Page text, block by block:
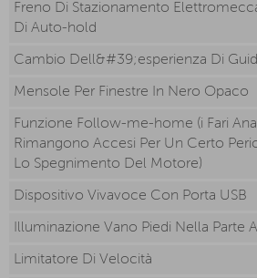
Freno Di Stazionamento
Di Auto-hold
Cambio Dell&#39;esperienza Di
Mensole Per Finestre In Nero Opaco
Funzione Follow-me-home (i Fari
Rimangono Accesi Per Un Certo
Lo Spegnimento Del Motore)
Dispositivo Vivavoce Con Porta USB
Illuminazione Vano Piedi Nella Parte
Limitatore Di Velocità